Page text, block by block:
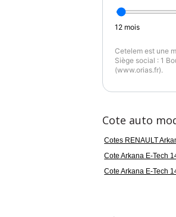
12 mois
Cetelem est une
Siège social : 1
(www.orias.fr).
Cote auto
Cotes RENAULT
Cote Arkana E-Tech
Cote Arkana E-Tech